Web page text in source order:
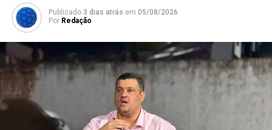
Publicado 3 dias atrás em 05/08/2026
Por Redação